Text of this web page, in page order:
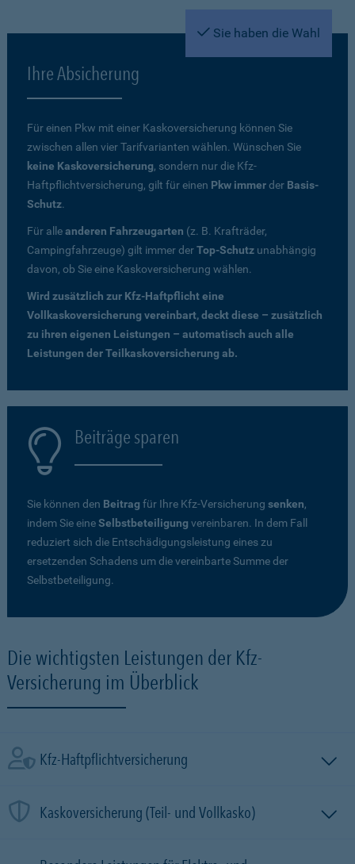
Sie haben die Wahl
Ihre Absicherung
Für einen Pkw mit einer Kaskoversicherung können Sie
zwischen allen vier Tarifvarianten wählen. Wünschen Sie
keine Kaskoversicherung, sondern nur die Kfz-
Haftpflichtversicherung, gilt für einen Pkw immerder Basis-
Schutz.
Für alleanderen Fahrzeugarten (z. B. Krafträder,
Campingfahrzeuge) gilt immer derTop-Schutz unabhängig
davon, ob Sie eine Kaskoversicherung wählen.
Wird zusätzlich zur Kfz-Haftpflicht eine
Vollkaskoversicherung vereinbart, deckt diese – zusätzlich
zu ihren eigenen Leistungen – automatisch auch alle
Leistungen der Teilkaskoversicherung ab.
Beiträge sparen
Sie können den Beitrag für Ihre Kfz-Versicherung senken,
indem Sie eineSelbstbeteiligung vereinbaren. In dem Fall
reduziert sich die Entschädigungsleistung eines zu
ersetzenden Schadens um die vereinbarte Summe der
Selbstbeteiligung.
Die wichtigsten Leistungen der Kfz-
Versicherung im Überblick
Kfz-Haftpflichtversicherung
Kaskoversicherung (Teil- und Vollkasko)